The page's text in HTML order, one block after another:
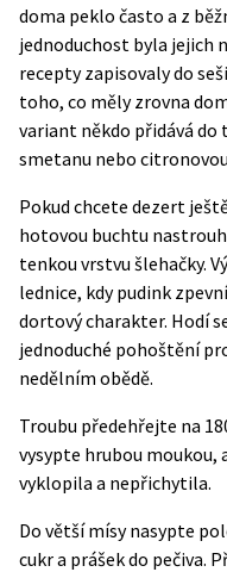
doma peklo často a z
jednoduchost byla jejich
recepty zapisovaly do
toho, co měly zrovna
variant někdo přidává do
smetanu nebo
Pokud chcete dezert
hotovou buchtu
tenkou vrstvu šlehačky.
lednice, kdy pudink
dortový charakter. Hodí
jednoduché pohoštění
nedělním obědě.
Troubu předehřejte na
vysypte hrubou moukou,
vyklopila a nepřichytila.
Do větší mísy nasypte
cukr a prášek do pečiva.